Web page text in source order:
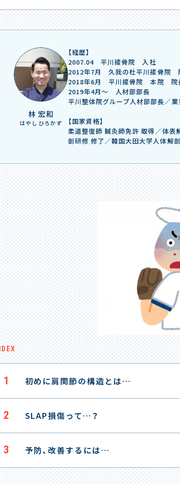
林 宏和
はやし ひろかず
【経歴】
2007.04 平川接骨院 入社
2012年7月 久我の杜平川接骨院
2018年6月 平川接骨院 本院 院
2019年4月～ 人材部部長
平川整体院グループ人材部部長／
【国家資格】
柔道整復師 鍼灸師免許 取得／体表
剖研修 修了／韓国大田大学人体解
1 初めに肩関節の構造とは…
2 SLAP損傷って…？
3 予防、改善するには…